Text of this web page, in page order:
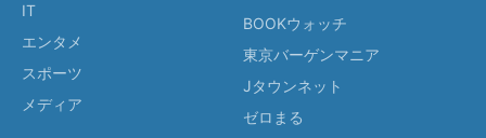
IT
エンタメ
スポーツ
メディア
BOOKウォッチ
東京バーゲンマニア
Jタウンネット
ゼロまる